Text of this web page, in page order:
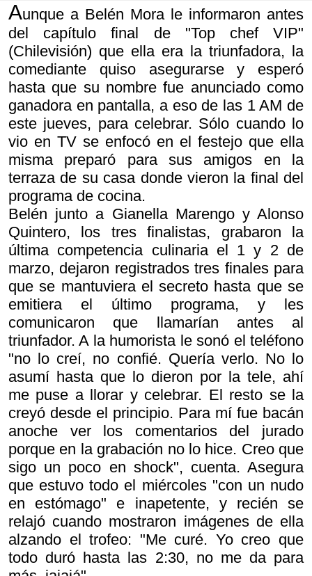
Aunque a Belén Mora le informaron antes
del capítulo final de "Top chef VIP"
(Chilevisión) que ella era la triunfadora, la
comediante quiso asegurarse y esperó
hasta que su nombre fue anunciado como
ganadora en pantalla, a eso de las 1 AM de
este jueves, para celebrar. Sólo cuando lo
vio en TV se enfocó en el festejo que ella
misma preparó para sus amigos en la
terraza de su casa donde vieron la final del
programa de cocina.
Belén junto a Gianella Marengo y Alonso
Quintero, los tres finalistas, grabaron la
última competencia culinaria el 1 y 2 de
marzo, dejaron registrados tres finales para
que se mantuviera el secreto hasta que se
emitiera el último programa, y les
comunicaron que llamarían antes al
triunfador. A la humorista le sonó el teléfono
"no lo creí, no confié. Quería verlo. No lo
asumí hasta que lo dieron por la tele, ahí
me puse a llorar y celebrar. El resto se la
creyó desde el principio. Para mí fue bacán
anoche ver los comentarios del jurado
porque en la grabación no lo hice. Creo que
sigo un poco en shock", cuenta. Asegura
que estuvo todo el miércoles "con un nudo
en estómago" e inapetente, y recién se
relajó cuando mostraron imágenes de ella
alzando el trofeo: "Me curé. Yo creo que
todo duró hasta las 2:30, no me da para